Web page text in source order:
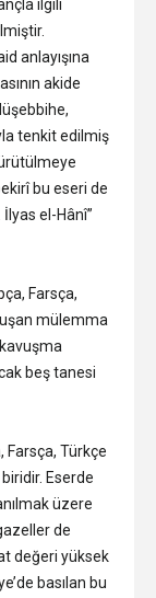
ilgili
anlayışına
akide
tenkit edilmiş
bu eseri de
el-Hânî”
Farsça,
mülemma
beş tanesi
Farsça, Türkçe
Eserde
üzere
de
değeri yüksek
basılan bu